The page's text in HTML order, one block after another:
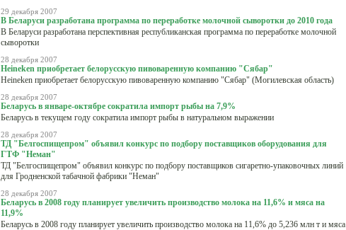
29 декабря 2007
В Беларуси разработана программа по переработке молочной сыворотки до 2010 года
В Беларуси разработана перспективная республиканская программа по переработке молочной
сыворотки
28 декабря 2007
Heineken приобретает белорусскую пивоваренную компанию "Сябар"
Heineken приобретает белорусскую пивоваренную компанию "Сябар" (Могилевская область)
28 декабря 2007
Беларусь в январе-октябре сократила импорт рыбы на 7,9%
Беларусь в текущем году сократила импорт рыбы в натуральном выражении
28 декабря 2007
ТД "Белгоспищепром" объявил конкурс по подбору поставщиков оборудования для
ГТФ "Неман"
ТД "Белгоспищепром" объявил конкурс по подбору поставщиков сигаретно-упаковочных линий
для Гродненской табачной фабрики "Неман"
28 декабря 2007
Беларусь в 2008 году планирует увеличить производство молока на 11,6% и мяса на
11,9%
Беларусь в 2008 году планирует увеличить производство молока на 11,6% до 5,236 млн т и мяса